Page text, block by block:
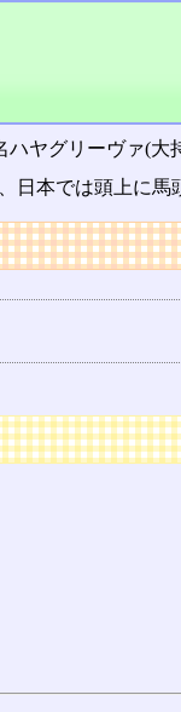
ヤグリーヴァ(大
日本では頭上に